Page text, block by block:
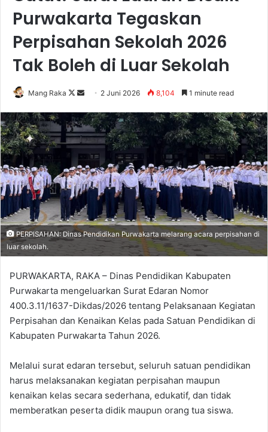
Purwakarta Tegaskan
Perpisahan Sekolah 2026
Tak Boleh di Luar Sekolah
Mang Raka
Follow
X
Send
email
2 Juni 2026 8,104 1 minute read
PERPISAHAN: Dinas Pendidikan Purwakarta melarang acara perpisahan di
luar sekolah.
PURWAKARTA, RAKA – Dinas Pendidikan Kabupaten
Purwakarta mengeluarkan Surat Edaran Nomor
400.3.11/1637-Dikdas/2026 tentang Pelaksanaan Kegiatan
Perpisahan dan Kenaikan Kelas pada Satuan Pendidikan di
Kabupaten Purwakarta Tahun 2026.
Melalui surat edaran tersebut, seluruh satuan pendidikan
harus melaksanakan kegiatan perpisahan maupun
kenaikan kelas secara sederhana, edukatif, dan tidak
memberatkan peserta didik maupun orang tua siswa.